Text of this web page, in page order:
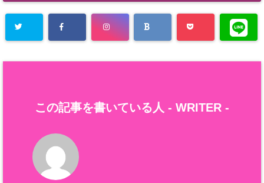
この記事を書いている人 - WRITER -